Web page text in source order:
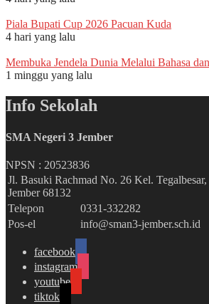
Piala Bupati Cup 2026 Pacuan Kuda
4 hari yang lalu
Membuka Jendela Dunia Melalui Bahasa
1 minggu yang lalu
Info Sekolah
SMA Negeri 3 Jember
NPSN : 20523836
Jl. Basuki Rachmad No. 26 Kel.
Jember 68132
Telepon
0331-332282
Pos-el
info@sman3-jember.sch.id
facebook
instagram
youtube
tiktok